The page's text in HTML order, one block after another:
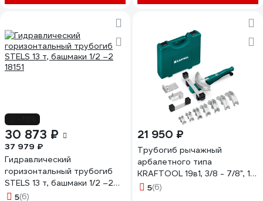
30 873 ₽
37 979 ₽
Гидравлический
горизонтальный трубогиб
STELS 13 т, башмаки 1/2 –2
18151
5(6)
21 950 ₽
Трубогиб рычажный
арбалетного типа
KRAFTOOL 19в1, 3/8 - 7/8", 10
- 22мм 23502-H9_z01
5(6)